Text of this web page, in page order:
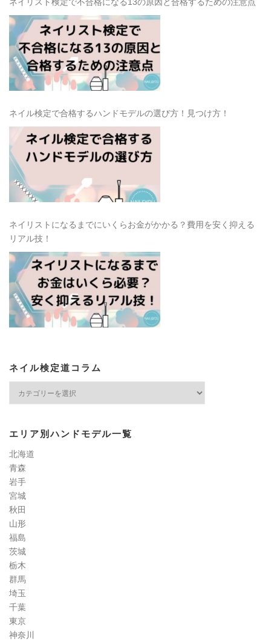
ネイリスト検定で不合格になる13の原因と合格するための注意点
ネイル検定で合格するハンドモデルの選び方！見つけ方！
ネイリストになるまでにいくらお金がかかる？費用を安く抑える
リアル技！
ネイル検定道コラム
定
コ
ラ
ム
エリア別ハンドモデル一覧
北海道
青森
岩手
宮城
秋田
山形
福島
茨城
栃木
群馬
埼玉
千葉
東京
神奈川